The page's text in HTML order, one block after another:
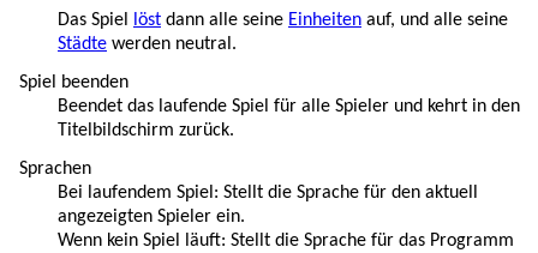
Das Spiel
löst dann alle seine Einheiten auf, und alle seine
Städte werden neutral.
Spiel beenden
Beendet das laufende Spiel für alle Spieler und kehrt in den
Titelbildschirm zurück.
Sprachen
Bei laufendem Spiel: Stellt die Sprache für den aktuell
angezeigten Spieler ein.
Wenn kein Spiel läuft: Stellt die Sprache für das Programm